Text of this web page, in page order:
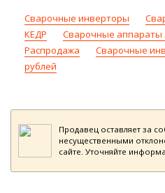
Сварочные инверторы
КЕДР
Сварочные
Распродажа
Сварочные
рублей
Продавец оставляет за
несущественными
сайте. Уточняйте